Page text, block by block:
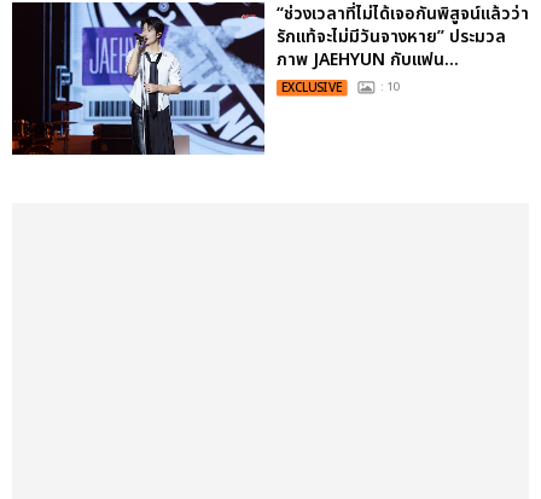
“ช่วงเวลาที่ไม่ได้เจอกันพิสูจน์แล้วว่า
รักแท้จะไม่มีวันจางหาย” ประมวล
ภาพ JAEHYUN กับแฟน...
EXCLUSIVE : 10